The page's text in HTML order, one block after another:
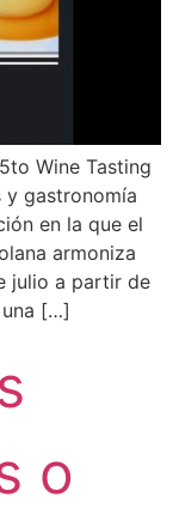
Wine Tasting
y gastronomía
en la que el
armoniza
julio a partir de
una […]
o